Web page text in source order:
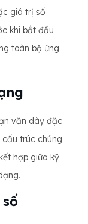
giá trị số
khi bắt đầu
toàn bộ ứng
văn dày đặc
trúc chúng
hợp giữa kỹ